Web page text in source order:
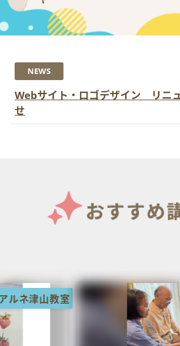
NEWS
Webサイト・ロゴデザイン リニ
せ
岡山天満屋